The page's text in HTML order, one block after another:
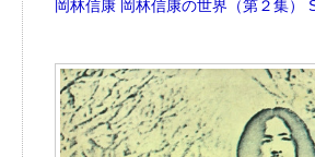
岡林信康 岡林信康の世界（第２集）